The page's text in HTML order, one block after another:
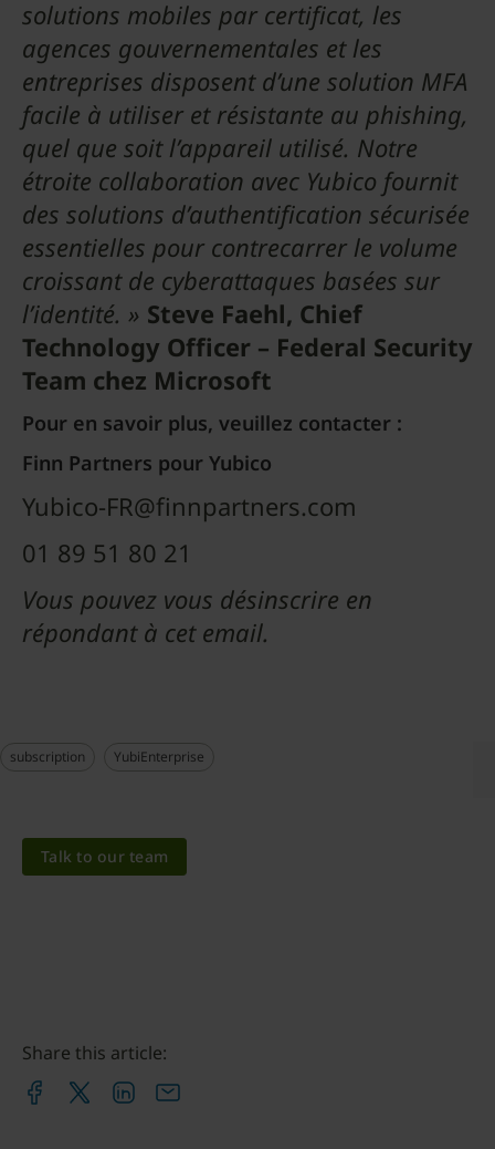
solutions mobiles par certificat, les
agences gouvernementales et les
entreprises disposent d’une solution MFA
facile à utiliser et résistante au phishing,
quel que soit l’appareil utilisé. Notre
étroite collaboration avec Yubico fournit
des solutions d’authentification sécurisée
essentielles pour contrecarrer le volume
croissant de cyberattaques basées sur
l’identité. » Steve Faehl, Chief
Technology Officer – Federal Security
Team chez Microsoft
Pour en savoir plus, veuillez contacter :
Finn Partners pour Yubico
Yubico-FR@finnpartners.com
01 89 51 80 21
Vous pouvez vous désinscrire en
répondant à cet email.
subscription YubiEnterprise
Talk to our team
Share this article: